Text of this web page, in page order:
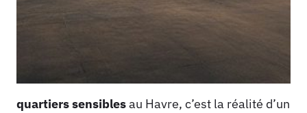
quartiers sensiblesau Havre, c’est la réalité d’un